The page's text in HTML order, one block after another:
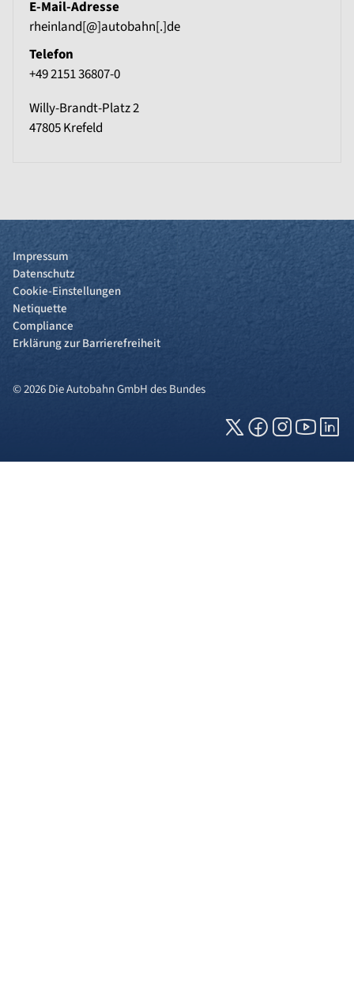
E-Mail-Adresse
rheinland[@]autobahn[.]de
Telefon
+49 2151 36807-0
Willy-Brandt-Platz 2
47805Krefeld
Impressum
Datenschutz
Cookie-Einstellungen
Netiquette
Compliance
Erklärung zur Barrierefreiheit
© 2026 Die Autobahn GmbH des Bundes